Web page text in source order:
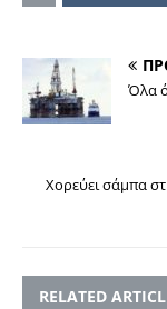
Όλα
Χορεύει σάμπα
RELATED